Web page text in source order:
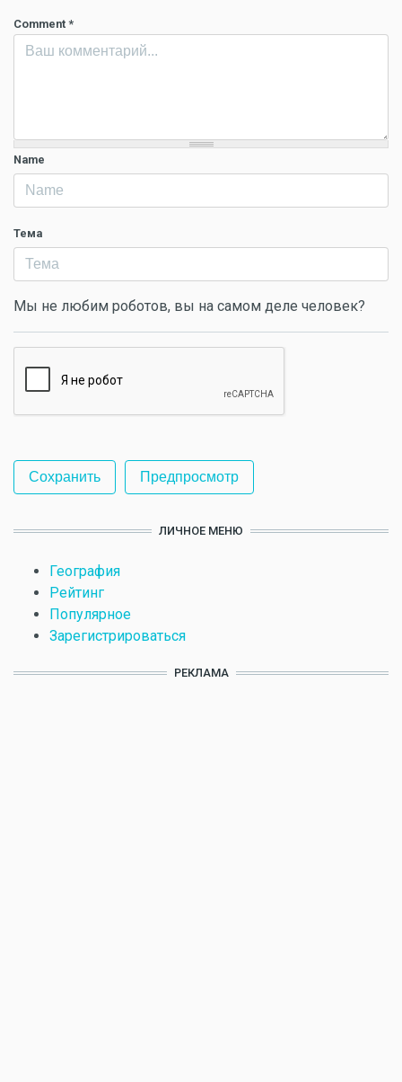
Comment *
Name
Тема
Мы не любим роботов, вы на самом деле человек?
ЛИЧНОЕ МЕНЮ
География
Рейтинг
Популярное
Зарегистрироваться
РЕКЛАМА